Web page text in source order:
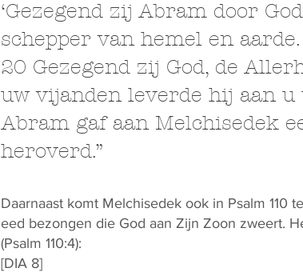
‘Gezegend zij Abram door
schepper van hemel en aarde.
20 Gezegend zij God, de
uw vijanden leverde hij aan u
Abram gaf aan Melchisedek
heroverd.”
Daarnaast komt Melchisedek ook in Psalm 110
eed bezongen die God aan Zijn Zoon zweert.
(Psalm 110:4):
[DIA 8]